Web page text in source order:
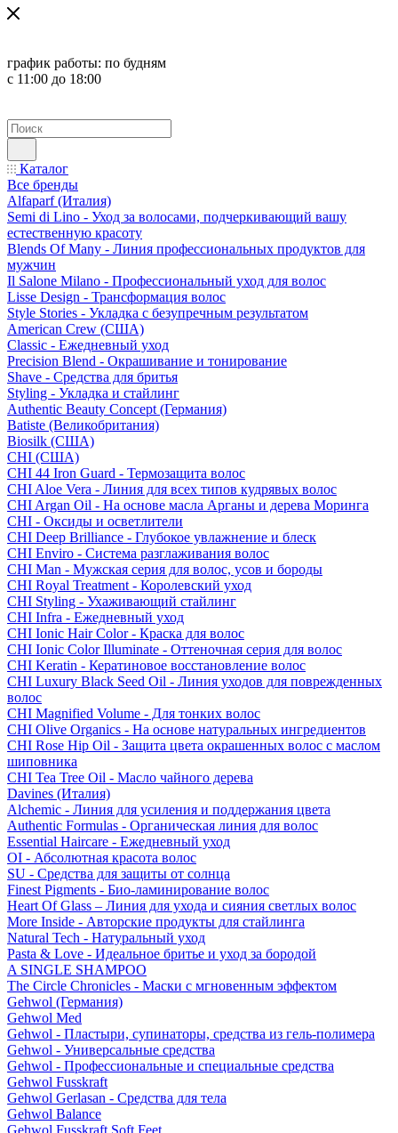
график работы: по будням
с 11:00 до 18:00
Каталог
Все бренды
Alfaparf (Италия)
Semi di Lino - Уход за волосами, подчеркивающий вашу
естественную красоту
Blends Of Many - Линия профессиональных продуктов для
мужчин
Il Salone Milano - Профессиональный уход для волос
Lisse Design - Трансформация волос
Style Stories - Укладка с безупречным результатом
American Crew (США)
Classic - Ежедневный уход
Precision Blend - Окрашивание и тонирование
Shave - Средства для бритья
Styling - Укладка и стайлинг
Authentic Beauty Concept (Германия)
Batiste (Великобритания)
Biosilk (США)
CHI (США)
CHI 44 Iron Guard - Термозащита волос
CHI Aloe Vera - Линия для всех типов кудрявых волос
CHI Argan Oil - На основе масла Арганы и дерева Моринга
CHI - Оксиды и осветлители
CHI Deep Brilliance - Глубокое увлажнение и блеск
CHI Enviro - Система разглаживания волос
CHI Man - Мужская серия для волос, усов и бороды
CHI Royal Treatment - Королевский уход
CHI Styling - Ухаживающий стайлинг
CHI Infra - Ежедневный уход
CHI Ionic Hair Color - Краска для волос
CHI Ionic Color Illuminate - Оттеночная серия для волос
CHI Keratin - Кератиновое восстановление волос
CHI Luxury Black Seed Oil - Линия уходов для поврежденных
волос
CHI Magnified Volume - Для тонких волос
CHI Olive Organics - На основе натуральных ингредиентов
CHI Rose Hip Oil - Защита цвета окрашенных волос с маслом
шиповника
CHI Tea Tree Oil - Масло чайного дерева
Davines (Италия)
Alchemic - Линия для усиления и поддержания цвета
Authentic Formulas - Органическая линия для волос
Essential Haircare - Eжедневный уход
OI - Абсолютная красота волос
SU - Средства для защиты от солнца
Finest Pigments - Био-ламинирование волос
Heart Of Glass – Линия для ухода и сияния светлых волос
More Inside - Авторские продукты для стайлинга
Natural Tech - Натуральный уход
Pasta & Love - Идеальное бритье и уход за бородой
A SINGLE SHAMPOO
The Circle Chronicles - Маски с мгновенным эффектом
Gehwol (Германия)
Gehwol Med
Gehwol - Пластыри, супинаторы, средства из гель-полимера
Gehwol - Универсальные средства
Gehwol - Профессиональные и специальные средства
Gehwol Fusskraft
Gehwol Gerlasan - Средства для тела
Gehwol Balance
Gehwol Fusskraft Soft Feet